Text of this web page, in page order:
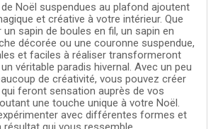
Noël suspendues au plafond ajoutent
et créative à votre intérieur. Que
sapin de boules en fil, un sapin en
décorée ou une couronne suspendue,
et faciles à réaliser transformeront
véritable paradis hivernal. Avec un peu
de créativité, vous pouvez créer
feront sensation auprès de vos
une touche unique à votre Noël.
avec différentes formes et